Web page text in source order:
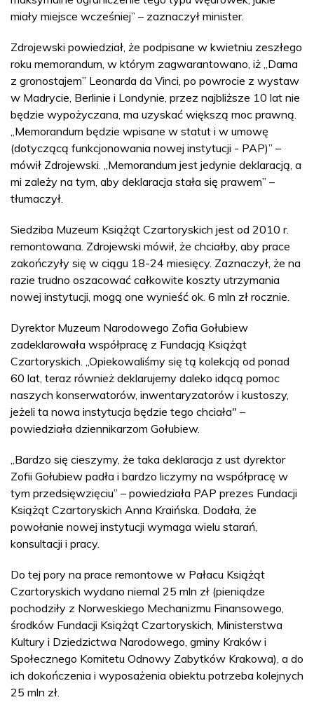
miały miejsce wcześniej” – zaznaczył minister.
Zdrojewski powiedział, że podpisane w kwietniu zeszłego
roku memorandum, w którym zagwarantowano, iż „Dama
z gronostajem” Leonarda da Vinci, po powrocie z wystaw
w Madrycie, Berlinie i Londynie, przez najbliższe 10 lat nie
będzie wypożyczana, ma uzyskać większą moc prawną.
„Memorandum będzie wpisane w statut i w umowę
(dotyczącą funkcjonowania nowej instytucji - PAP)” –
mówił Zdrojewski. „Memorandum jest jedynie deklaracją, a
mi zależy na tym, aby deklaracja stała się prawem” –
tłumaczył.
Siedziba Muzeum Książąt Czartoryskich jest od 2010 r.
remontowana. Zdrojewski mówił, że chciałby, aby prace
zakończyły się w ciągu 18-24 miesięcy. Zaznaczył, że na
razie trudno oszacować całkowite koszty utrzymania
nowej instytucji, mogą one wynieść ok. 6 mln zł rocznie.
Dyrektor Muzeum Narodowego Zofia Gołubiew
zadeklarowała współpracę z Fundacją Książąt
Czartoryskich. „Opiekowaliśmy się tą kolekcją od ponad
60 lat, teraz również deklarujemy daleko idącą pomoc
naszych konserwatorów, inwentaryzatorów i kustoszy,
jeżeli ta nowa instytucja będzie tego chciała" –
powiedziała dziennikarzom Gołubiew.
„Bardzo się cieszymy, że taka deklaracja z ust dyrektor
Zofii Gołubiew padła i bardzo liczymy na współpracę w
tym przedsięwzięciu” – powiedziała PAP prezes Fundacji
Książąt Czartoryskich Anna Kraińska. Dodała, że
powołanie nowej instytucji wymaga wielu starań,
konsultacji i pracy.
Do tej pory na prace remontowe w Pałacu Książąt
Czartoryskich wydano niemal 25 mln zł (pieniądze
pochodziły z Norweskiego Mechanizmu Finansowego,
środków Fundacji Książąt Czartoryskich, Ministerstwa
Kultury i Dziedzictwa Narodowego, gminy Kraków i
Społecznego Komitetu Odnowy Zabytków Krakowa), a do
ich dokończenia i wyposażenia obiektu potrzeba kolejnych
25 mln zł.